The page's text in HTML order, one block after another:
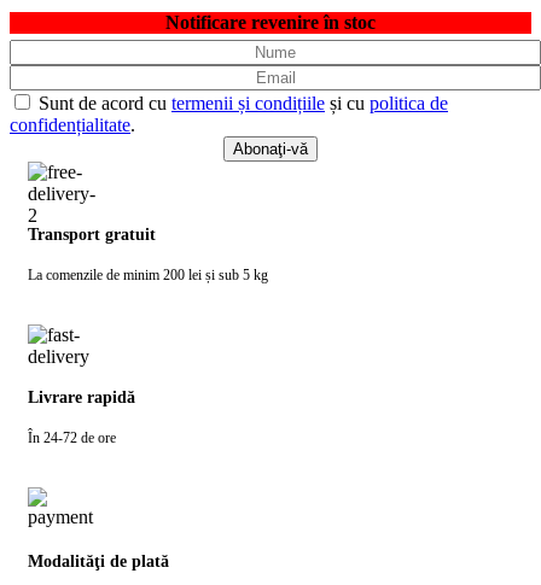
Notificare revenire în stoc
Sunt de acord cu termenii și condițiile și cu politica de
confidențialitate.
Transport gratuit
La comenzile de minim 200 lei și sub 5 kg
Livrare rapidă
În 24-72 de ore
Modalităţi de plată